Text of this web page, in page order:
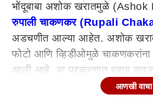
भोंदूबाबा अशोक खरातमुळे
रुपाली चाकणकर (Rupali
अडचणीत आल्या आहेत. अशोक
फोटो आणि व्हिडीओमुळे चाकणकरांना
आली आहे. या प्रकरणात दबाव
यांनी महिला आयोगाच्या
आणखी वाचा